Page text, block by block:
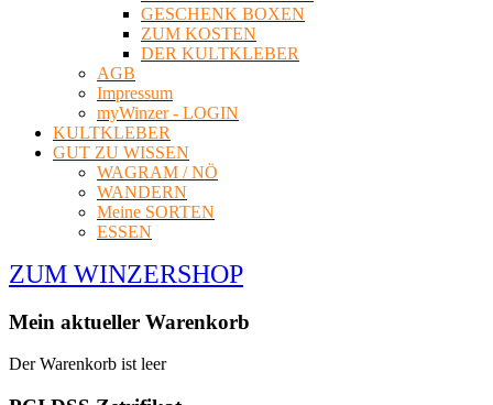
GESCHENK BOXEN
ZUM KOSTEN
DER KULTKLEBER
AGB
Impressum
myWinzer - LOGIN
KULTKLEBER
GUT ZU WISSEN
WAGRAM / NÖ
WANDERN
Meine SORTEN
ESSEN
ZUM WINZERSHOP
Mein aktueller Warenkorb
Der Warenkorb ist leer